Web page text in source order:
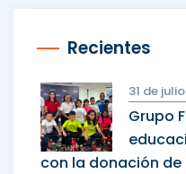
Recientes
31 de
Grupo
con la donación